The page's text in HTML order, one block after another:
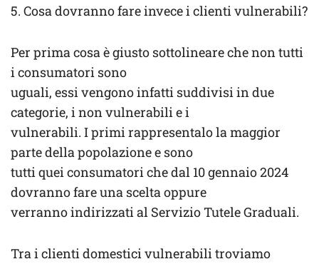
5. Cosa dovranno fare invece i clienti vulnerabili?
Per prima cosa è giusto sottolineare che non tutti
i consumatori sono
uguali, essi vengono infatti suddivisi in due
categorie, i non vulnerabili e i
vulnerabili. I primi rappresentalo la maggior
parte della popolazione e sono
tutti quei consumatori che dal 10 gennaio 2024
dovranno fare una scelta oppure
verranno indirizzati al Servizio Tutele Graduali.
Tra i clienti domestici vulnerabili troviamo